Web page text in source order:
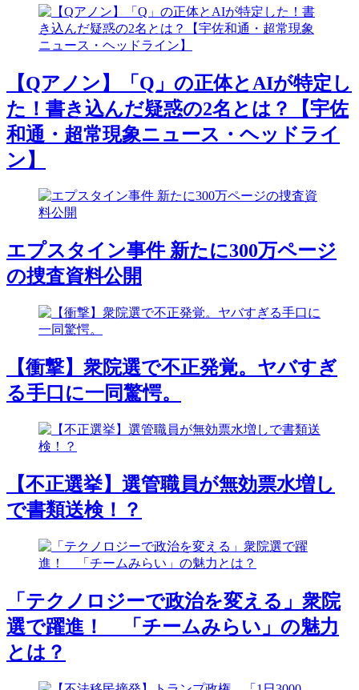
【Qアノン】「Q」の正体とAIが特定し
た！書き込んだ疑惑の2名とは？【宇佐
和通・超常現象ニュース・ヘッドライ
ン】
エプスタイン事件 新たに300万ページ
の捜査資料公開
【衝撃】衆院選で不正発覚。ヤバすぎ
る手口に一同驚愕。
【不正選挙】選管職員が無効票水増し
で書類送検！？
「テクノロジーで政治を変える」衆院
選で躍進！ 「チームみらい」の魅力
とは？